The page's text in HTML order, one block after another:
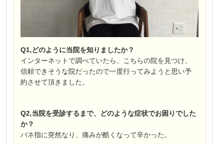
Q1,どのように当院を知りましたか？
インターネットで調べていたら、こちらの院を見つけ、
信頼できそうな院だったので一度行ってみようと思い予
約させて頂きました。
Q2,当院を受診するまで、どのような症状でお困りでした
か？
バネ指に突然なり、痛みが酷くなって辛かった。